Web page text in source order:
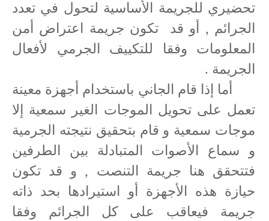
تحضيري للجريمة الأساسية لتحول في تعدد
الجرائم , أو قد
تكون جريمة اعتراض أمن
المعلومات وفقا للتكييف الجرمي لأفعال
الجريمة .
أما إذا قام الجاني باستخدام أجهزة معينة
تعمل على تحويل الموجات الغير سمعية إلا
موجات سمعية و قام بتحقيق نتيجته الجرمية
و سماع الأصوات المتبادلة بين الطرفين
فتتحقق هنا جريمة التنصت , و قد تكون
حيازة هذه الأجهزة أو استيرادها بحد ذاته
جريمة فيعاقب على كل الجرائم وفقا